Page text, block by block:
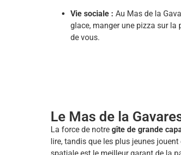
Vie sociale : Au Mas de la
glace, manger une pizza sur la
de vous.
Le Mas de la
La force de notre gîte de grande
lire, tandis que les plus jeunes
spatiale est le meilleur garant de la